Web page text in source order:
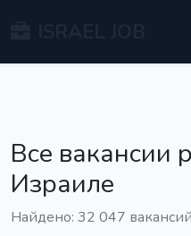
Все вакансии
Израиле
Найдено: 32 047 вакансий